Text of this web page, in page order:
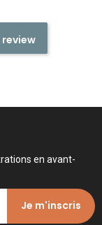
en avant-
Je m'inscris